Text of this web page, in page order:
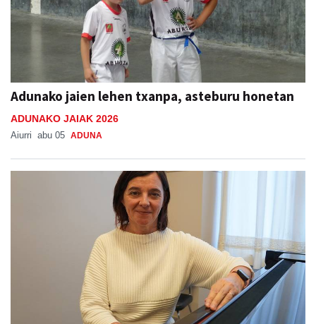
Adunako jaien lehen txanpa, asteburu honetan
ADUNAKO JAIAK 2026
Aiurri abu 05 ADUNA